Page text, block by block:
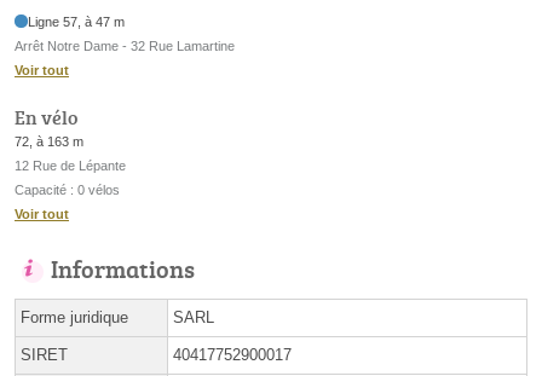
Ligne 57, à 47 m
Arrêt Notre Dame - 32 Rue Lamartine
Voir tout
En vélo
72, à 163 m
12 Rue de Lépante
Capacité : 0 vélos
Voir tout
Informations
Forme juridique SARL
SIRET 40417752900017